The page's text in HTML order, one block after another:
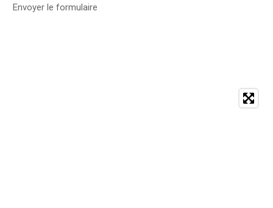
Envoyer le formulaire